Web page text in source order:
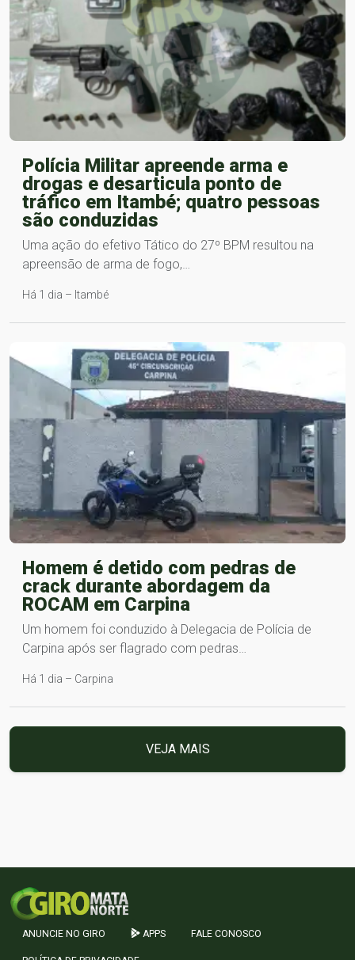
Polícia Militar apreende arma e
drogas e desarticula ponto de
tráfico em Itambé; quatro pessoas
são conduzidas
Uma ação do efetivo Tático do 27º BPM resultou na
apreensão de arma de fogo,…
Há 1 dia – Itambé
Homem é detido com pedras de
crack durante abordagem da
ROCAM em Carpina
Um homem foi conduzido à Delegacia de Polícia de
Carpina após ser flagrado com pedras…
Há 1 dia – Carpina
VEJA MAIS
ANUNCIE NO GIRO APPS FALE CONOSCO